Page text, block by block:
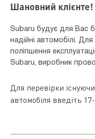
Шановний клієнте!
Subaru будує для Вас
надійні автомобілі.
поліпшення
Subaru, виробник
Для перевірки
автомобіля введіть